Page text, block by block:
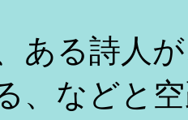
ある詩人
、などと